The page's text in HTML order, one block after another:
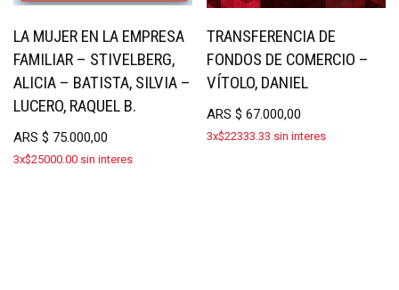
LA MUJER EN LA EMPRESA
FAMILIAR – STIVELBERG,
ALICIA – BATISTA, SILVIA –
LUCERO, RAQUEL B.
ARS $ 75.000,00
3x$25000.00 sin interes
TRANSFERENCIA DE
FONDOS DE COMERCIO –
VÍTOLO, DANIEL
ARS$ 67.000,00
3x$22333.33 sin interes